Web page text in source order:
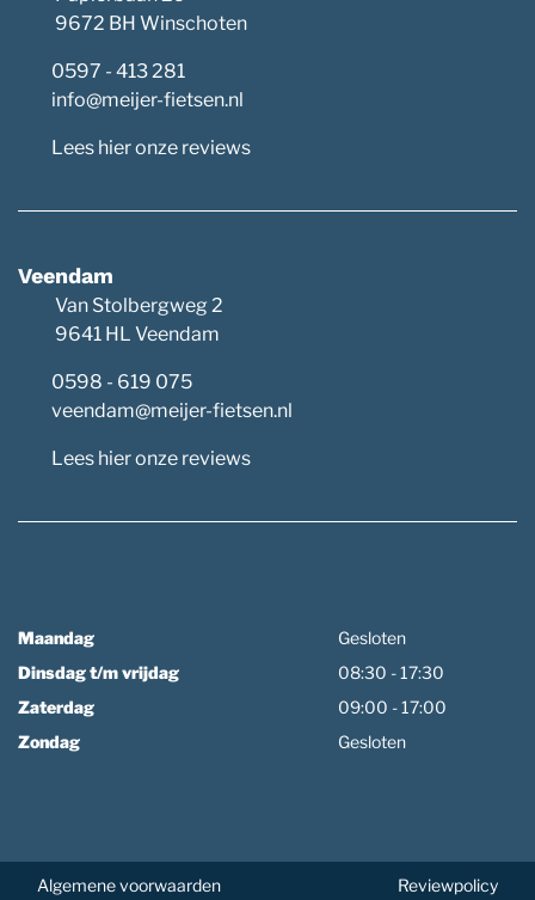
9672 BH Winschoten
0597 - 413 281
info@meijer-fietsen.nl
Lees hier onze reviews
Veendam
Van Stolbergweg 2
9641 HL Veendam
0598 - 619 075
veendam@meijer-fietsen.nl
Lees hier onze reviews
Maandag
Gesloten
Dinsdag t/m vrijdag
08:30 - 17:30
Zaterdag
09:00 - 17:00
Zondag
Gesloten
Algemene voorwaarden Reviewpolicy